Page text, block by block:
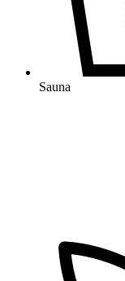
Sauna